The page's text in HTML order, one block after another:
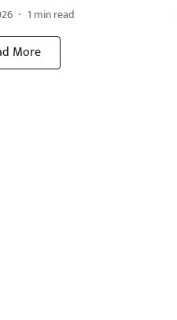
1 min read
More